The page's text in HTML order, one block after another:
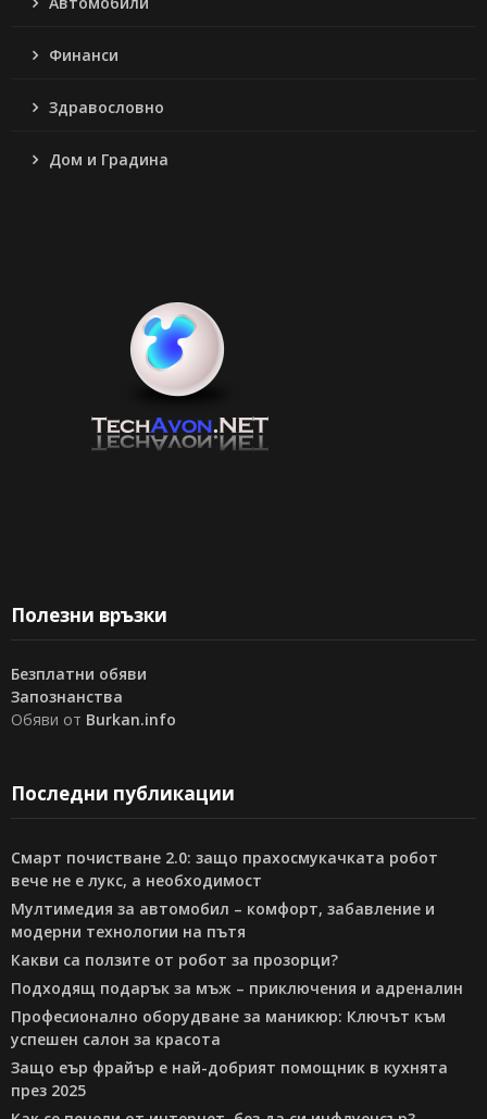
Финанси
Здравословно
Дом и Градина
Полезни връзки
Безплатни обяви
Запознанства
Обяви от Burkan.info
Последни публикации
Смарт почистване 2.0: защо прахосмукачката робот
вече не е лукс, а необходимост
Мултимедия за автомобил – комфорт, забавление и
модерни технологии на пътя
Какви са ползите от робот за прозорци?
Подходящ подарък за мъж – приключения и адреналин
Професионално оборудване за маникюр: Ключът към
успешен салон за красота
Защо еър фрайър е най-добрият помощник в кухнята
през 2025